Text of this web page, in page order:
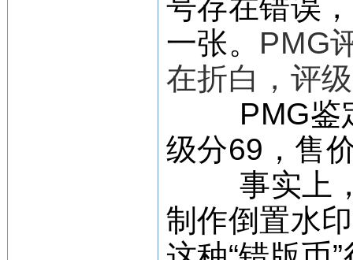
号存在错误
一张。 PMG
在折白，评
PMG鉴
级分69，售
事实上，
制作倒置水